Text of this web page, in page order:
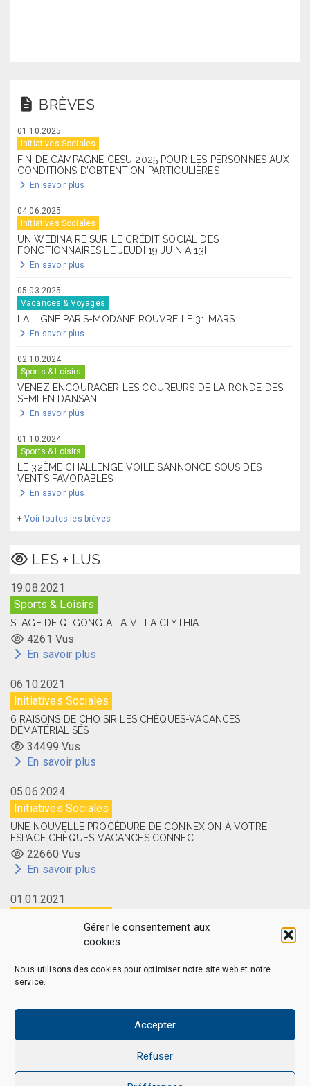
Gérer le consentement aux
cookies
Nous utilisons des cookies pour optimiser notre site web et notre
service.
Accepter
Refuser
BRÈVES
01.10.2025
Initiatives Sociales
FIN DE CAMPAGNE CESU 2025 POUR LES PERSONNES AUX
CONDITIONS D’OBTENTION PARTICULIÈRES
En savoir plus
04.06.2025
Initiatives Sociales
UN WEBINAIRE SUR LE CRÉDIT SOCIAL DES
FONCTIONNAIRES LE JEUDI 19 JUIN À 13H
En savoir plus
05.03.2025
Vacances & Voyages
LA LIGNE PARIS-MODANE ROUVRE LE 31 MARS
En savoir plus
02.10.2024
Sports & Loisirs
VENEZ ENCOURAGER LES COUREURS DE LA RONDE DES
SEMI EN DANSANT
En savoir plus
01.10.2024
Sports & Loisirs
LE 32ÈME CHALLENGE VOILE S’ANNONCE SOUS DES
VENTS FAVORABLES
En savoir plus
+Voir toutes les brèves
LES + LUS
19.08.2021
Sports & Loisirs
STAGE DE QI GONG À LA VILLA CLYTHIA
4261 Vus
En savoir plus
06.10.2021
Initiatives Sociales
6 RAISONS DE CHOISIR LES CHÈQUES-VACANCES
DÉMATÉRIALISÉS
34499 Vus
En savoir plus
05.06.2024
Initiatives Sociales
UNE NOUVELLE PROCÉDURE DE CONNEXION À VOTRE
ESPACE CHÈQUES-VACANCES CONNECT
22660 Vus
En savoir plus
01.01.2021
LA CARTE MEMBRE CAES DU CNRS DISPONIBLE EN LIGNE
En savoir plus
CAES MAG - © 2026 Tous droits réservés.
Politique de confidentialité